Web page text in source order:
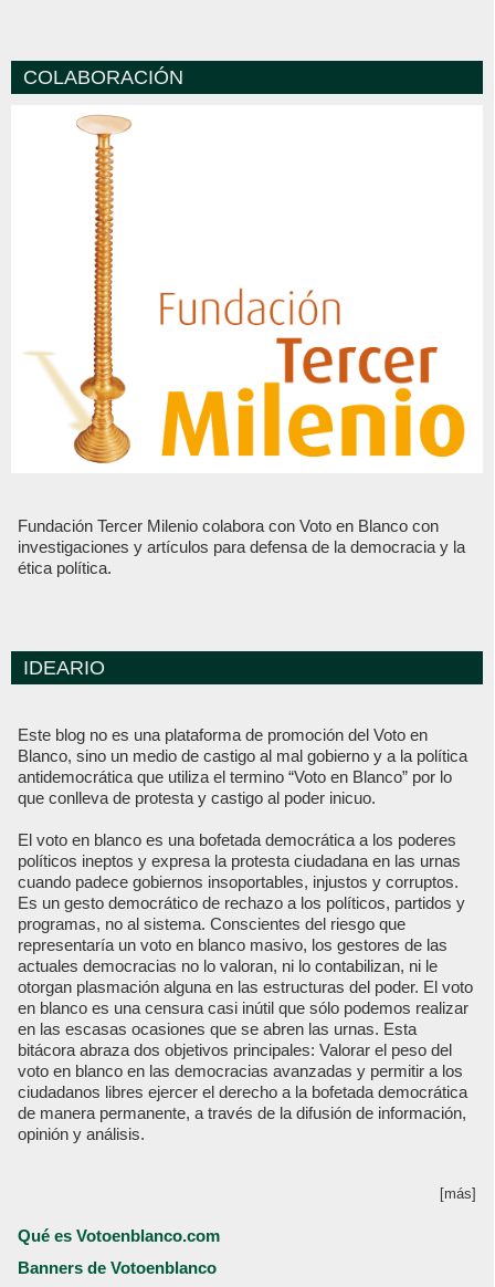
COLABORACIÓN
Fundación Tercer Milenio colabora con Voto en Blanco con
investigaciones y artículos para defensa de la democracia y la
ética política.
IDEARIO
Este blog no es una plataforma de promoción del Voto en
Blanco, sino un medio de castigo al mal gobierno y a la política
antidemocrática que utiliza el termino “Voto en Blanco” por lo
que conlleva de protesta y castigo al poder inicuo.
El voto en blanco es una bofetada democrática a los poderes
políticos ineptos y expresa la protesta ciudadana en las urnas
cuando padece gobiernos insoportables, injustos y corruptos.
Es un gesto democrático de rechazo a los políticos, partidos y
programas, no al sistema. Conscientes del riesgo que
representaría un voto en blanco masivo, los gestores de las
actuales democracias no lo valoran, ni lo contabilizan, ni le
otorgan plasmación alguna en las estructuras del poder. El voto
en blanco es una censura casi inútil que sólo podemos realizar
en las escasas ocasiones que se abren las urnas. Esta
bitácora abraza dos objetivos principales: Valorar el peso del
voto en blanco en las democracias avanzadas y permitir a los
ciudadanos libres ejercer el derecho a la bofetada democrática
de manera permanente, a través de la difusión de información,
opinión y análisis.
[más]
Qué es Votoenblanco.com
Banners de Votoenblanco